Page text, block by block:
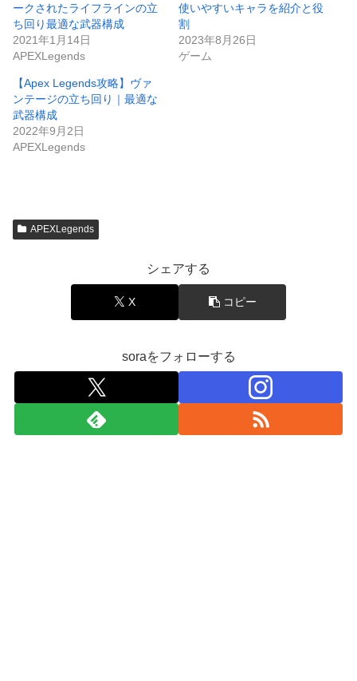
ークされたライフラインの立
ち回り最適な武器構成
2021年1月14日
APEXLegends
使いやすいキャラを紹介と役
割
2023年8月26日
ゲーム
【Apex Legends攻略】ヴァ
ンテージの立ち回り｜最適な
武器構成
2022年9月2日
APEXLegends
APEXLegends
シェアする
X コピー
soraをフォローする